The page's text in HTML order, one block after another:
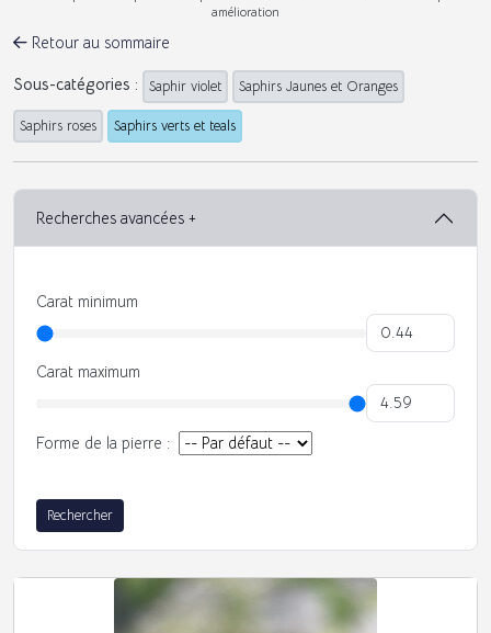
amélioration
Retour au sommaire
Sous-catégories : Saphir violet Saphirs Jaunes et Oranges
Saphirs roses Saphirs verts et teals
Recherches avancées +
Carat minimum
Carat maximum
Forme de la pierre :